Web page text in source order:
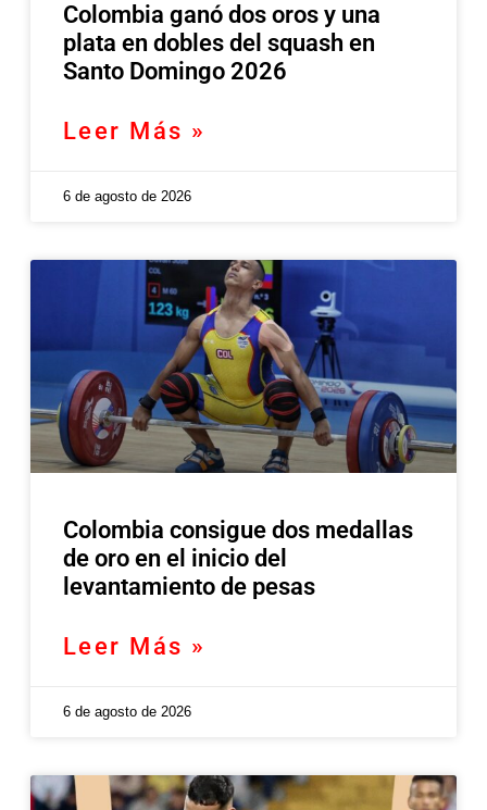
Colombia ganó dos oros y una
plata en dobles del squash en
Santo Domingo 2026
Leer Más »
6 de agosto de 2026
Colombia consigue dos medallas
de oro en el inicio del
levantamiento de pesas
Leer Más »
6 de agosto de 2026